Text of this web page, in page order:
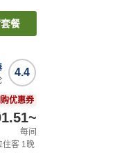
餐
4.4
优惠券
~
每间
住客 1晚